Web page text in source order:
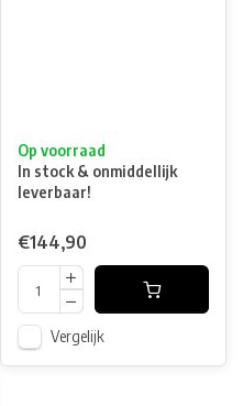
Op voorraad
In stock & onmiddellijk
leverbaar!
€144,90
Vergelijk